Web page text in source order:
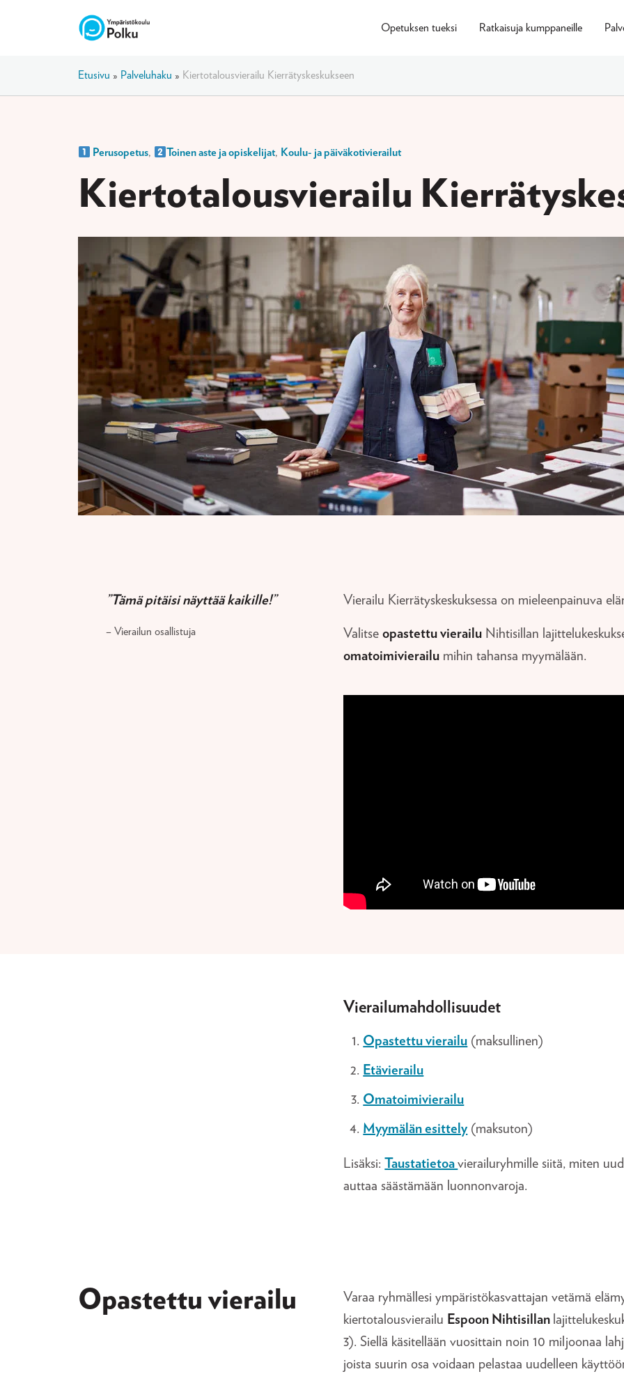
Opetuksen tueksi Ratkaisuja kumppaneille
Etusivu » Palveluhaku » Kiertotalousvierailu Kierrätyskeskukseen
Perusopetus, Toinen aste ja opiskelijat, Koulu- ja päiväkotivierailut
Kiertotalousvierailu
”Tämä pitäisi näyttää kaikille!”
– Vierailun osallistuja
Vierailu Kierrätyskeskuksessa on mieleenpainuva
Valitseopastettu vierailu Nihtisillan
omatoimivierailu mihin tahansa myymälään.
Vierailumahdollisuudet
Opastettu vierailu (maksullinen)
Etävierailu
Omatoimivierailu
Myymälän esittely (maksuton)
Lisäksi:Taustatietoavierailuryhmille siitä, miten
auttaa säästämään luonnonvaroja.
Opastettu vierailu
Varaa ryhmällesi ympäristökasvattajan vetämä
kiertotalousvierailu Espoon Nihtisillan
3). Siellä käsitellään vuosittain noin 10 miljoonaa
joista suurin osa voidaan pelastaa uudelleen